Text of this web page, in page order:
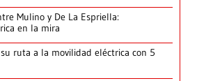
Mulino y De La Espriella:
en la mira
ruta a la movilidad eléctrica con 5